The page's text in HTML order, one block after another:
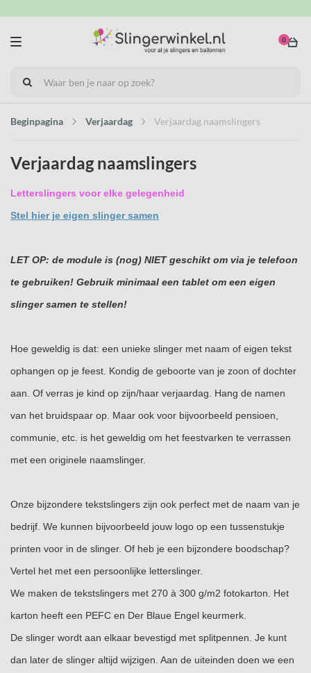
0
Beginpagina Verjaardag Verjaardag naamslingers
Verjaardag naamslingers
Letterslingers voor elke gelegenheid
Stel hier je eigen slinger samen
LET OP: de module is (nog) NIET geschikt om via je telefoon
te gebruiken! Gebruik minimaal een tablet om een eigen
slinger samen te stellen!
Hoe geweldig is dat: een unieke slinger met naam of eigen tekst
ophangen op je feest. Kondig de geboorte van je zoon of dochter
aan. Of verras je kind op zijn/haar verjaardag. Hang de namen
van het bruidspaar op. Maar ook voor bijvoorbeeld pensioen,
communie, etc. is het geweldig om het feestvarken te verrassen
met een originele naamslinger.
Onze bijzondere tekstslingers zijn ook perfect met de naam van je
bedrijf. We kunnen bijvoorbeeld jouw logo op een tussenstukje
printen voor in de slinger. Of heb je een bijzondere boodschap?
Vertel het met een persoonlijke letterslinger.
We maken de tekstslingers met 270 à 300 g/m2 fotokarton. Het
karton heeft een PEFC en Der Blaue Engel keurmerk.
De slinger wordt aan elkaar bevestigd met splitpennen. Je kunt
dan later de slinger altijd wijzigen. Aan de uiteinden doen we een